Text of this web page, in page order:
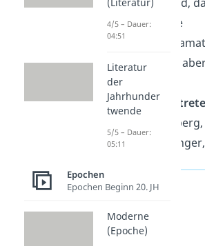
Originalgenie
Literatur:
beliebtesten,
und Epik
wichtige
Schiller,
Schubart,
4/5 – Dauer:
04:51
Literatur
der
Jahrhunder
twende
5/5 – Dauer:
05:11
Epochen
Epochen Beginn 20. JH
Moderne
(Epoche)